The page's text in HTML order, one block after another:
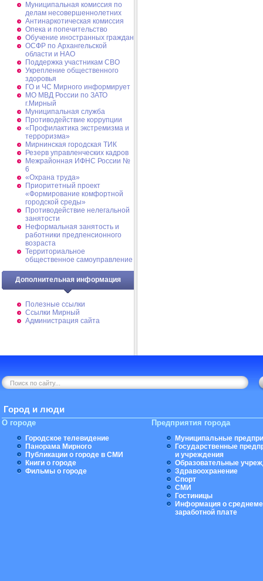
Муниципальная комиссия по
делам несовершеннолетних
Антинаркотическая комиссия
Опека и попечительство
Обучение иностранных граждан
ОСФР по Архангельской
области и НАО
Поддержка участникам СВО
Укрепление общественного
здоровья
ГО и ЧС Мирного информирует
МО МВД России по ЗАТО
г.Мирный
Муниципальная cлужба
Противодействие коррупции
«Профилактика экстремизма и
терроризма»
Мирнинская городская ТИК
Резерв управленческих кадров
Межрайонная ИФНС России №
6
«Охрана труда»
Приоритетный проект
«Формирование комфортной
городской среды»
Противодействие нелегальной
занятости
Неформальная занятость и
работники предпенсионного
возраста
Территориальное
общественное самоуправление
Дополнительная информация
Полезные ссылки
Ссылки Мирный
Администрация сайта
Город и люди
О городе
Городское телевидение
Панорама Мирного
Публикации о городе в СМИ
Книги о городе
Фильмы о городе
Предприятия города
Муниципальные
Государственные
и учреждения
Образовательные
Здравоохранение
Спорт
СМИ
Гостиницы
Информация о
заработной плате